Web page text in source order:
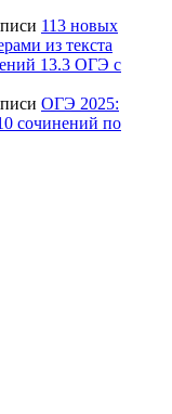
113 новых
из текста
13.3 ОГЭ с
ОГЭ 2025:
сочинений по